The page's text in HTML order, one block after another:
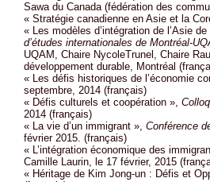
Sawa du Canada (fédération des
« Stratégie canadienne en Asie et la
« Les modèles d’intégration de l’Asie de
d’études internationales de Montréal-
UQAM, Chaire NycoleTrunel, Chaire
développement durable, Montréal
« Les défis historiques de l’économie
septembre, 2014 (français)
« Défis culturels et coopération »,
2014 (français)
« La vie d’un immigrant », Conférence
février 2015. (français)
« L’intégration économique des
Camille Laurin, le 17 février, 2015
« Héritage de Kim Jong-un : Défis et